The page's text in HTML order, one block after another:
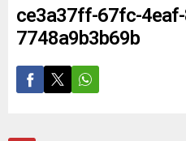
ce3a37ff-67fc-
7748a9b3b69b